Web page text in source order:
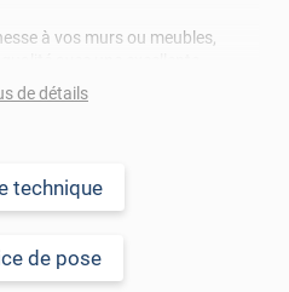
à vos murs ou meubles,
l’abrasion, aux UV et à l’usure.
masque également les petites
(anti craquèlement,
qualité et de son rendu
de détails
technique
de pose